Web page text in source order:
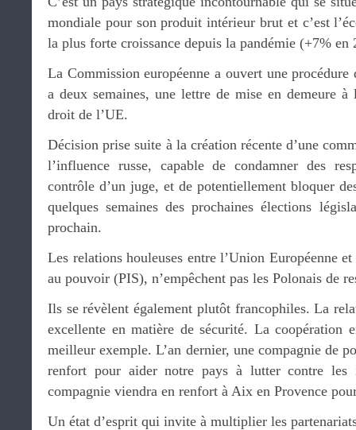
mondiale pour son produit intérieur brut et c’est
la plus forte croissance depuis la pandémie (+7% en
La Commission européenne a ouvert une
a deux semaines, une lettre de mise en demeure
droit de l’UE.
Décision prise suite à la création récente d’une
l’influence russe, capable de condamner des
contrôle d’un juge, et de potentiellement bloquer
quelques semaines des prochaines élections
prochain.
Les relations houleuses entre l’Union Européenne
au pouvoir (PIS), n’empêchent pas les Polonais de
Ils se révèlent également plutôt francophiles. La
excellente en matière de sécurité. La coopération
meilleur exemple. L’an dernier, une compagnie de
renfort pour aider notre pays à lutter contre les
compagnie viendra en renfort à Aix en Provence
Un état d’esprit qui invite à multiplier les